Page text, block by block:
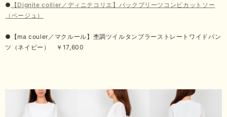
● 【Dignite collier／ディニテコリエ】バックプリーツコンビカットソー
（ベージュ）
●【ma couler／マクルール】杢調ツイルタンブラーストレートワイドパン
ツ（ネイビー） ￥17,600